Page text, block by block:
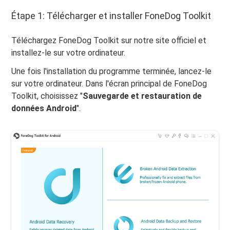
Étape 1: Télécharger et installer FoneDog Toolkit
Téléchargez FoneDog Toolkit sur notre site officiel et
installez-le sur votre ordinateur.
Une fois l'installation du programme terminée, lancez-le
sur votre ordinateur. Dans l'écran principal de FoneDog
Toolkit, choisissez "Sauvegarde et restauration de
données Android".